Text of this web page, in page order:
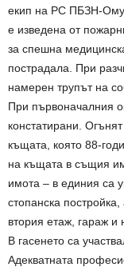
екип на РС ПБЗН-
е изведена от
за спешна
пострадала. При
намерен трупът на
При първоначалния
констатирани.
къщата, която 88-
на къщата в същия
имота – в единия са
стопанска
втория етаж, гараж и
В гасенето са
Адекватната